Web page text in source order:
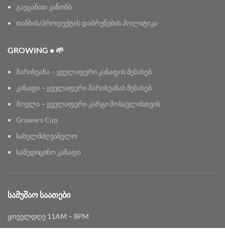
გაეცანით კანონს
თანხის/პროდუქტის დაბრუნების პოლიტიკა
GROWING • 🌱
მარიხუანა – ყველაფერი კანაფის შესახებ
კანაფი – ყველაფერი მარიხუანას შესახებ
მოვლა – ყველაფერი კარგი მოსავლისთვის
Growers Cup
სახელმძღვანელო
სამედიცინო კანაფი
ᲡᲐᲛᲣᲨᲐᲝ ᲡᲐᲐᲗᲔᲑᲘ
ყოველდღე 11AM – 8PM